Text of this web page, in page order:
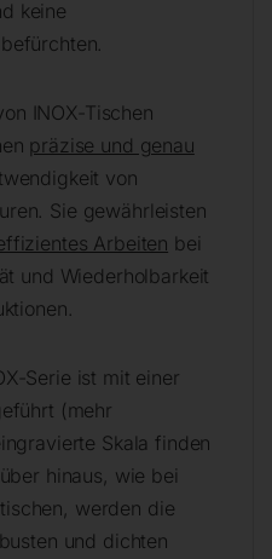
keine
INOX-Tischen
präzise und genau
von
Sie gewährleisten
Arbeiten bei
und Wiederholbarkeit
Serie ist mit einer
(mehr
Skala finden
hinaus, wie bei
werden die
und dichten